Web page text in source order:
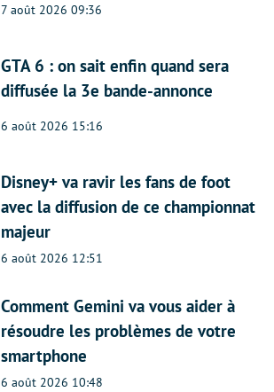
7 août 2026 09:36
GTA 6 : on sait enfin quand sera
diffusée la 3e bande-annonce
6 août 2026 15:16
Disney+ va ravir les fans de foot
avec la diffusion de ce championnat
majeur
6 août 2026 12:51
Comment Gemini va vous aider à
résoudre les problèmes de votre
smartphone
6 août 2026 10:48